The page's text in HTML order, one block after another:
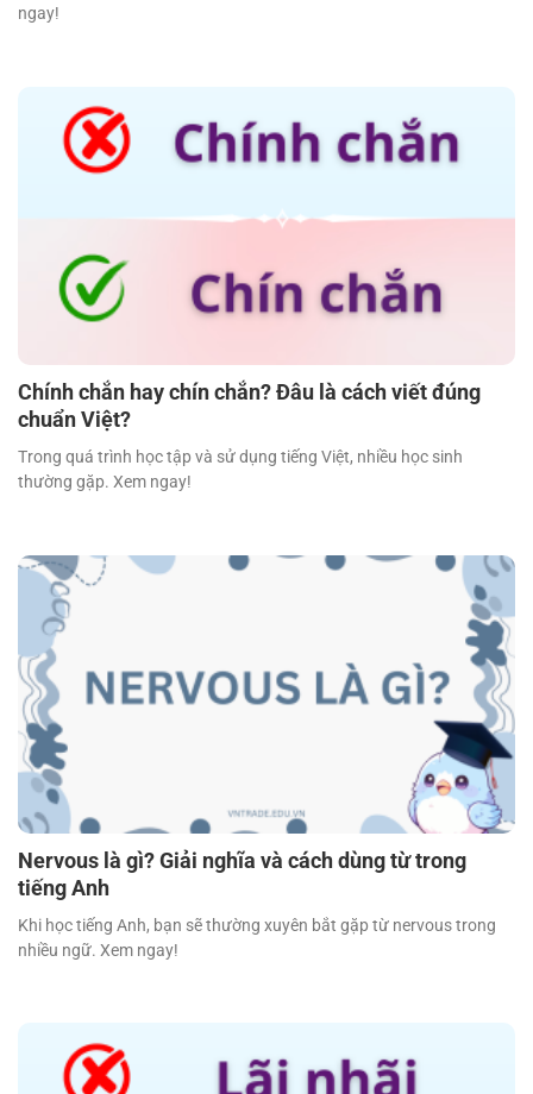
ngay!
Chính chắn hay chín chắn? Đâu là cách viết đúng
chuẩn Việt?
Trong quá trình học tập và sử dụng tiếng Việt, nhiều học sinh
thường gặp. Xem ngay!
Nervous là gì? Giải nghĩa và cách dùng từ trong
tiếng Anh
Khi học tiếng Anh, bạn sẽ thường xuyên bắt gặp từ nervous trong
nhiều ngữ. Xem ngay!